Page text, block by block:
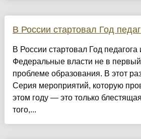
В России стартовал Год
В России стартовал Год педагога
Федеральные власти не в
проблеме образования. В этот
Серия мероприятий, которую
этом году — это только
того,...